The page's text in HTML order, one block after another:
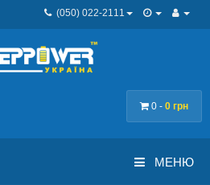
(050) 022-2111
0 - 0 грн
МЕНЮ